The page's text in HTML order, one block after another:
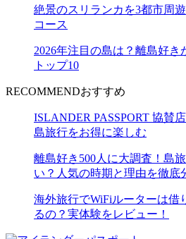
絶景のスリランカを3都市周
コース
2026年注目の島は？離島好
トップ10
RECOMMENDおすすめ
ISLANDER PASSPORT 協賛
島旅行をお得に楽しむ
離島好き500人に大調査！島
い？人気の時期と理由を徹底
海外旅行でWiFiルーターは借
るの？実体験をレビュー！